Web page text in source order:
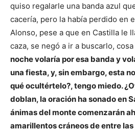
quiso regalarle una banda azul
cacería, pero la había perdido en
Alonso, pese a que en Castilla le
caza, se negó a ir a buscarlo,
noche volaría por esa banda y
una fiesta, y, sin embargo, esta
qué ocultértelo?, tengo miedo.
doblan, la oración ha sonado en
ánimas del monte comenzarán
amarillentos cráneos de entre